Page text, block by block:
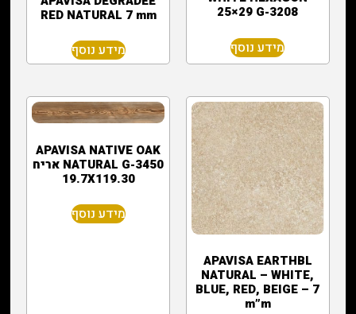
25×29 G-3208
מידע נוסף
RED NATURAL 7 mm
מידע נוסף
APAVISA EARTHBL
NATURAL – WHITE,
BLUE, RED, BEIGE – 7
m”m
APAVISA NATIVE OAK
NATURAL G-3450 אריח
19.7X119.30
מידע נוסף